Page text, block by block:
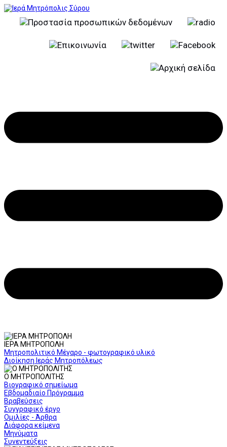
ΙΕΡΑ ΜΗΤΡΟΠΟΛΗ
Μητροπολιτικό Μέγαρο - φωτογραφικό υλικό
Διοίκηση Ιεράς Μητροπόλεως
Ο ΜΗΤΡΟΠΟΛΙΤΗΣ
Βιογραφικό σημείωμα
Εβδομαδιαίο Πρόγραμμα
Βραβεύσεις
Συγγραφικό έργο
Ομιλίες - Άρθρα
Διάφορα κείμενα
Μηνύματα
Συνεντεύξεις